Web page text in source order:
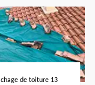
de toiture 13